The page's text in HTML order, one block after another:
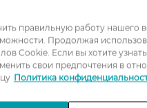
1
2
3
правильную работу нашего
Продолжая
Cookie. Если вы хотите
свои предпочтения в
Политика